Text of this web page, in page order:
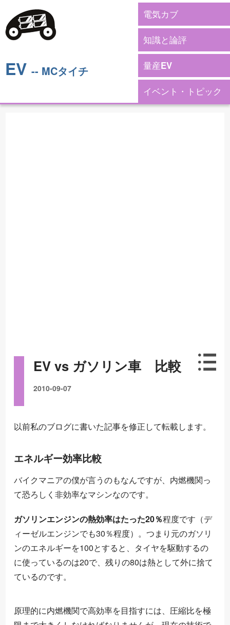
EV -- MCタイチ
電気カブ
知識と論評
量産EV
イベント・トピック
EV vs ガソリン車 比較
2010-09-07
以前私のブログに書いた記事を修正して転載します。
エネルギー効率比較
バイクマニアの僕が言うのもなんですが、内燃機関っ
て恐ろしく非効率なマシンなのです。
ガソリンエンジンの熱効率はたった20％程度です（デ
ィーゼルエンジンでも30％程度）。つまり元のガソリ
ンのエネルギーを100とすると、タイヤを駆動するの
に使っているのは20で、残りの80は熱として外に捨て
ているのです。
原理的に内燃機関で高効率を目指すには、圧縮比を極